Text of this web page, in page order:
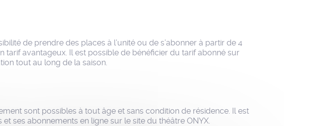
de prendre des places à l’unité ou de s’abonner à partir de 4
tarif avantageux. Il est possible de bénéficier du tarif abonné sur
tout au long de la saison.
sont possibles à tout âge et sans condition de résidence. Il est
et ses abonnements en ligne sur le site du théâtre ONYX.